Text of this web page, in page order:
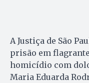
A Justiça de São
prisão em
homicídio com
Maria Eduarda